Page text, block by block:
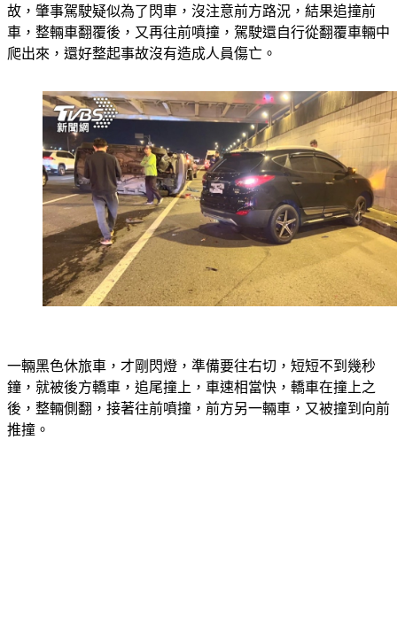
故，肇事駕駛疑似為了閃車，沒注意前方路況，結果追撞前
車，整輛車翻覆後，又再往前噴撞，駕駛還自行從翻覆車輛中
爬出來，還好整起事故沒有造成人員傷亡。
一輛黑色休旅車，才剛閃燈，準備要往右切，短短不到幾秒
鐘，就被後方轎車，追尾撞上，車速相當快，轎車在撞上之
後，整輛側翻，接著往前噴撞，前方另一輛車，又被撞到向前
推撞。